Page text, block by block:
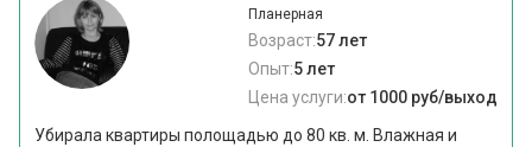
Планерная
Возраст:57 лет
Опыт:5 лет
Цена услуги:от 1000 руб/выход
Убирала квартиры полощадью до 80 кв. м. Влажная и